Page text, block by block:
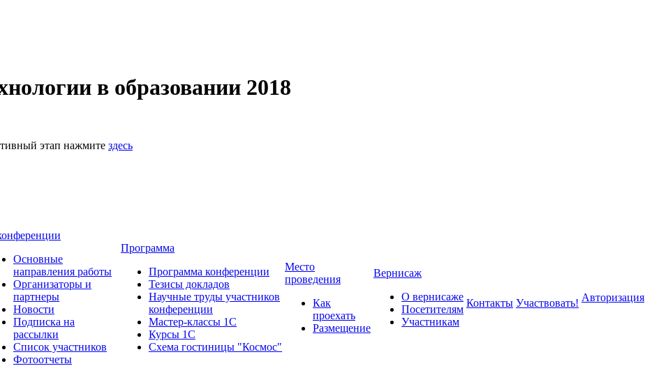
в образовании 2018
этап нажмите здесь
Основные
направления работы
Организаторы и
партнеры
Новости
Подписка на
рассылки
Список участников
Фотоотчеты
Программа
Программа конференции
Тезисы докладов
Научные труды участников
конференции
Мастер-классы 1С
Курсы 1С
Схема гостиницы "Космос"
Место
проведения
Как
проехать
Размещение
Вернисаж
О вернисаже
Посетителям
Участникам
Контакты Участвовать! Авторизация